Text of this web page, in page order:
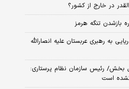
در خارج از کشور؟
بازشدن تنگه هرمز
به رهبری عربستان علیه انصارالله
بخش/ رئیس سازمان نظام پرستاری:
نشده است